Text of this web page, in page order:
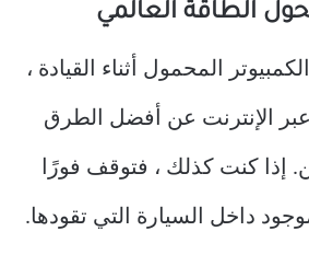
الطاقة العالمي
المحمول أثناء القيادة ،
الإنترنت عن أفضل الطرق
إذا كنت كذلك ، فتوقف فورًا
داخل السيارة التي تقودها.